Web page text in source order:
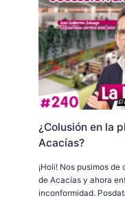
¿Colusión en la
Acacías?
¡Holi! Nos pusimos
de Acacías y ahora
inconformidad.